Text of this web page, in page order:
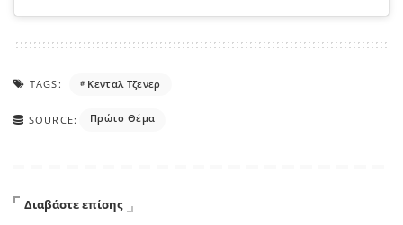
TAGS: Κενταλ Τζενερ
SOURCE: Πρώτο Θέμα
Διαβάστε επίσης